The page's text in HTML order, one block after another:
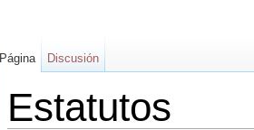
Estatutos
Página Discusión